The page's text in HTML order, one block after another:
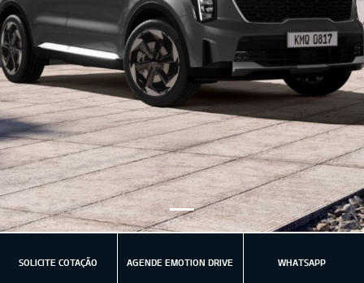
SOLICITE COTAÇÃO AGENDE EMOTION DRIVE WHATSAPP